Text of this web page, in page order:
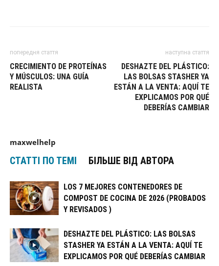
попередня стаття
CRECIMIENTO DE PROTEÍNAS
Y MÚSCULOS: UNA GUÍA
REALISTA
наступна стаття
DESHAZTE DEL PLÁSTICO:
LAS BOLSAS STASHER YA
ESTÁN A LA VENTA: AQUÍ TE
EXPLICAMOS POR QUÉ
DEBERÍAS CAMBIAR
maxwelhelp
СТАТТІ ПО ТЕМІ БІЛЬШЕ ВІД АВТОРА
LOS 7 MEJORES CONTENEDORES DE
COMPOST DE COCINA DE 2026 (PROBADOS
Y REVISADOS )
DESHAZTE DEL PLÁSTICO: LAS BOLSAS
STASHER YA ESTÁN A LA VENTA: AQUÍ TE
EXPLICAMOS POR QUÉ DEBERÍAS CAMBIAR